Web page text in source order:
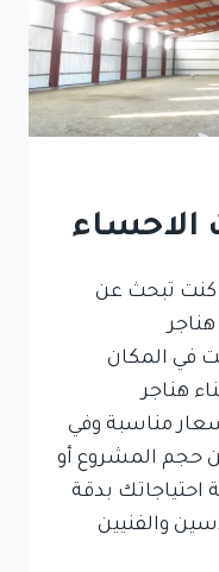
الاحساء
كنت تبحث عن
في المكان
هناجر
مناسبة وفي
حجم المشروع أو
احتياجاتك بدقة
والفنيين